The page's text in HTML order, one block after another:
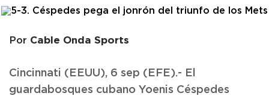
Por Cable Onda Sports
Cincinnati (EEUU), 6 sep (EFE).- El
guardabosques cubano Yoenis Céspedes